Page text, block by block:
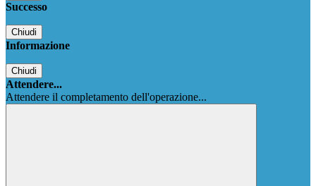
Successo
Chiudi
Informazione
Chiudi
Attendere...
Attendere il completamento dell'operazione...